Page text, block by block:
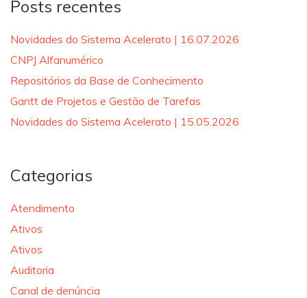
Posts recentes
Novidades do Sistema Acelerato | 16.07.2026
CNPJ Alfanumérico
Repositórios da Base de Conhecimento
Gantt de Projetos e Gestão de Tarefas
Novidades do Sistema Acelerato | 15.05.2026
Categorias
Atendimento
Ativos
Ativos
Auditoria
Canal de denúncia